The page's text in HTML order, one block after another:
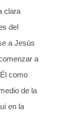
clara
del
a Jesús
a
como
de la
en la